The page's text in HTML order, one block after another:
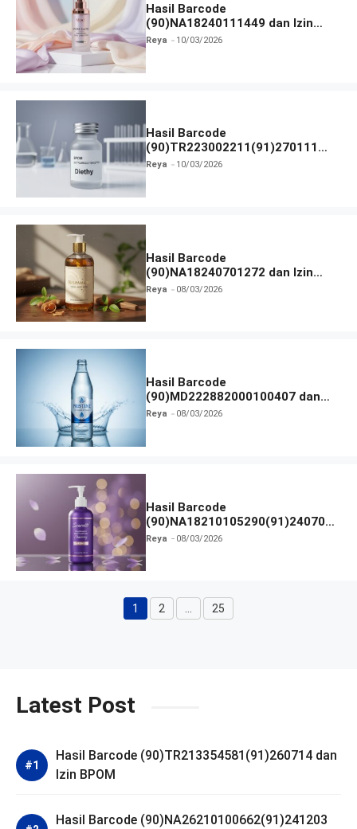
Hasil Barcode
(90)NA18240111449 dan Izin
BPOM
Reya 10/03/2026
Hasil Barcode
(90)TR223002211(91)270111
dan Izin BPOM
Reya 10/03/2026
Hasil Barcode
(90)NA18240701272 dan Izin
BPOM
Reya 08/03/2026
Hasil Barcode
(90)MD222882000100407 dan
Izin BPOM
Reya 08/03/2026
Hasil Barcode
(90)NA18210105290(91)240703
dan Izin BPOM
Reya 08/03/2026
Halaman
1 Halaman
2 … Halaman
25
Latest Post
Hasil Barcode (90)TR213354581(91)260714 dan
Izin BPOM
Hasil Barcode (90)NA26210100662(91)241203